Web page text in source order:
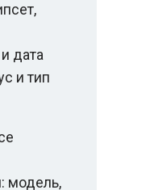
дата
и тип
модель,